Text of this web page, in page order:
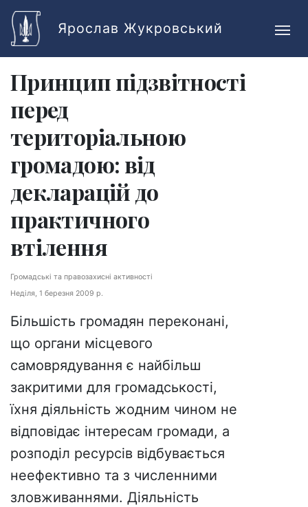
Skip to main content
Ярослав Жукровський
Принцип підзвітності
перед
територіальною
громадою: від
декларацій до
практичного
втілення
Громадські та правозахисні активності
Неділя, 1 березня 2009 р.
Більшість громадян переконані,
що органи місцевого
самоврядування є найбільш
закритими для громадськості,
їхня діяльність жодним чином не
відповідає інтересам громади, а
розподіл ресурсів відбувається
неефективно та з численними
зловживаннями. Діяльність